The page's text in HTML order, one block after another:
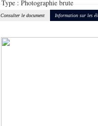
Type : Photographie brute
Consulter le document Information sur les